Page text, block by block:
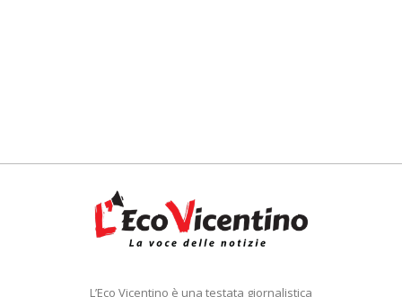
L’Eco Vicentino è una testata giornalistica